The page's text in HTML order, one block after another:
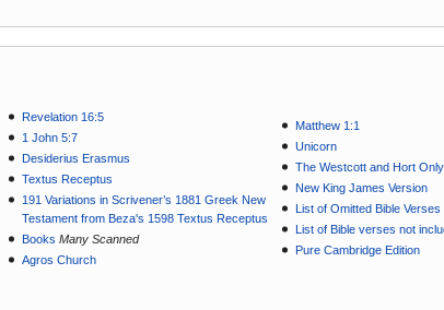
Revelation 16:5
1 John 5:7
Desiderius Erasmus
Textus Receptus
191 Variations in Scrivener’s 1881 Greek New
Testament from Beza's 1598 Textus Receptus
Books Many Scanned
Agros Church
Matthew 1:1
Unicorn
The Westcott and Hort
New King James Version
List of Omitted Bible Verses
List of Bible verses not
Pure Cambridge Edition